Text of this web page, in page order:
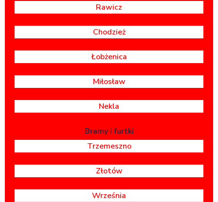
Rawicz
Chodzież
Łobżenica
Miłosław
Nekla
Bramy i furtki
Trzemeszno
Złotów
Września